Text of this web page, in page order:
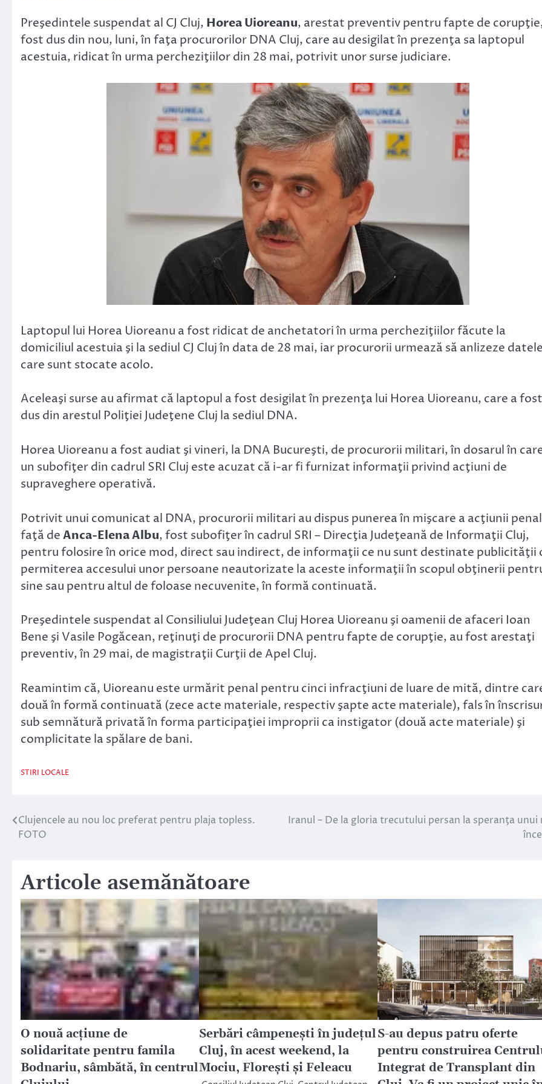
Preşedintele suspendat al CJ Cluj, Horea Uioreanu, arestat preventiv pentru fapte de
fost dus din nou, luni, în faţa procurorilor DNA Cluj, care au desigilat în prezenţa sa laptopul
acestuia, ridicat în urma percheziţiilor din 28 mai, potrivit unor surse judiciare.
Laptopul lui Horea Uioreanu a fost ridicat de anchetatori în urma percheziţiilor făcute la
domiciliul acestuia şi la sediul CJ Cluj în data de 28 mai, iar procurorii urmează să anlizeze datele
care sunt stocate acolo.
Aceleaşi surse au afirmat că laptopul a fost desigilat în prezenţa lui Horea Uioreanu, care a fost
dus din arestul Poliţiei Judeţene Cluj la sediul DNA.
Horea Uioreanu a fost audiat şi vineri, la DNA Bucureşti, de procurorii militari, în dosarul în
un subofiţer din cadrul SRI Cluj este acuzat că i-ar fi furnizat informaţii privind acţiuni de
supraveghere operativă.
Potrivit unui comunicat al DNA, procurorii militari au dispus punerea în mişcare a acţiunii
faţă deAnca-Elena Albu, fost subofiţer în cadrul SRI – Direcţia Judeţeană de Informaţii Cluj,
pentru folosire în orice mod, direct sau indirect, de informaţii ce nu sunt destinate publicităţii
permiterea accesului unor persoane neautorizate la aceste informaţii în scopul obţinerii
sine sau pentru altul de foloase necuvenite, în formă continuată.
Preşedintele suspendat al Consiliului Judeţean Cluj Horea Uioreanu şi oamenii de afaceri Ioan
Bene şi Vasile Pogăcean, reţinuţi de procurorii DNA pentru fapte de corupţie, au fost arestaţi
preventiv, în 29 mai, de magistraţii Curţii de Apel Cluj.
Reamintim că, Uioreanu este urmărit penal pentru cinci infracţiuni de luare de mită, dintre
două în formă continuată (zece acte materiale, respectiv şapte acte materiale), fals în
sub semnătură privată în forma participaţiei improprii ca instigator (două acte materiale) şi
complicitate la spălare de bani.
STIRI LOCALE
Navigare
Clujencele au nou loc preferat pentru plaja topless.
FOTO
Iranul – De la gloria trecutului persan la speranţa unui
Articole asemănătoare
O nouă acțiune de
solidaritate pentru famila
Bodnariu, sâmbătă, în centrul
Serbări câmpenești în județul
Cluj, în acest weekend, la
Mociu, Florești și Feleacu
S-au depus patru oferte
pentru construirea
Integrat de Transplant din